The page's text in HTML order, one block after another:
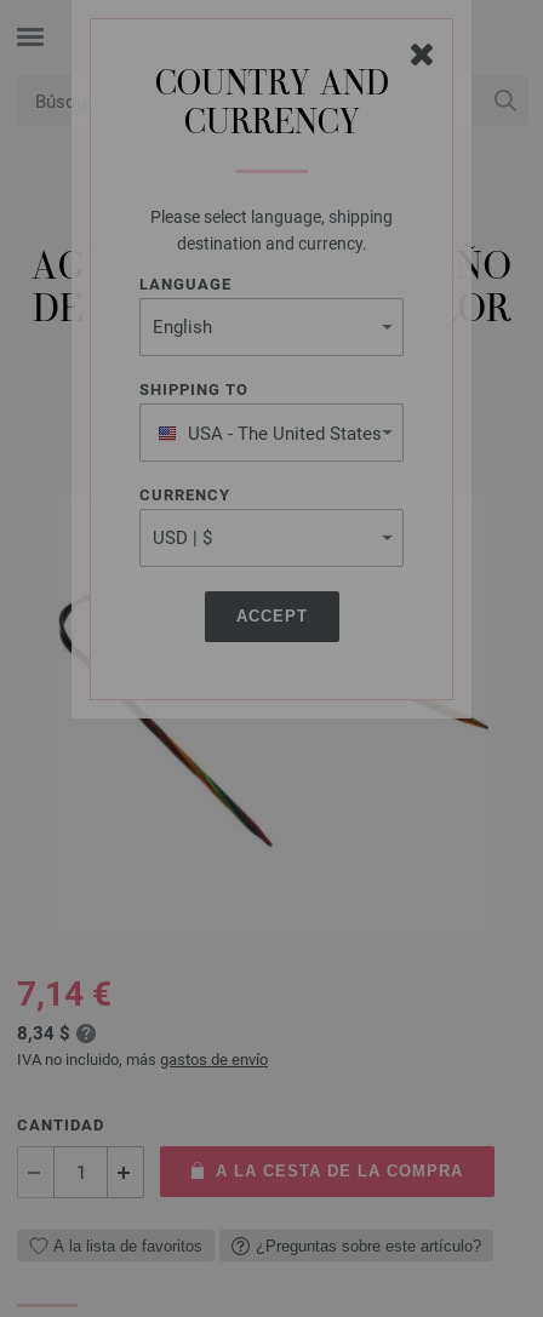
COUNTRY AND
CURRENCY
Please select language, shipping
destination and currency.
LANGUAGE
SHIPPING TO
USA - The United States
of America
CURRENCY
ACCEPT
LANA GROSSA
AGUJA CIRCULAR DISEÑO
DE MADERA MULTICOLOR
NO. 3,75/60CM
7,14 €
8,34 $
IVA no incluido, más gastos de envío
CANTIDAD
A LA CESTA DE LA COMPRA
A la lista de favoritos ¿Preguntas sobre este artículo?